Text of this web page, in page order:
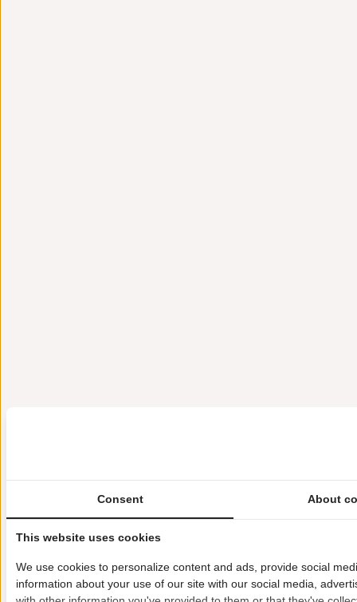
Consent About
This website uses cookies
We use cookies to personalize content and ads, provide social
information about your use of our site with our social media,